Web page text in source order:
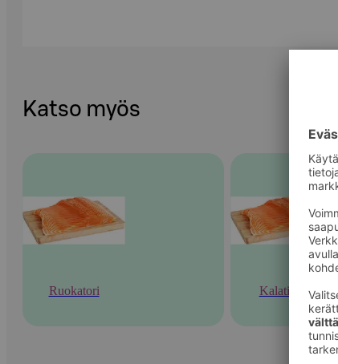
Katso myös
Ruokatori Kalatiski